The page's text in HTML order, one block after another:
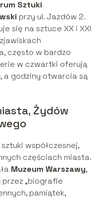
Sztuki
przy ul. Jazdów 2.
się na sztuce XX i XXI
często w bardzo
w czwartki oferują
a godziny otwarcia są
Żydów
współczesnej,
częściach miasta.
Muzeum Warszawy,
„biografie
pamiątek,